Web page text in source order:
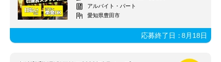
アルバイト・パート
愛知県豊田市
応募終了日：8月18日